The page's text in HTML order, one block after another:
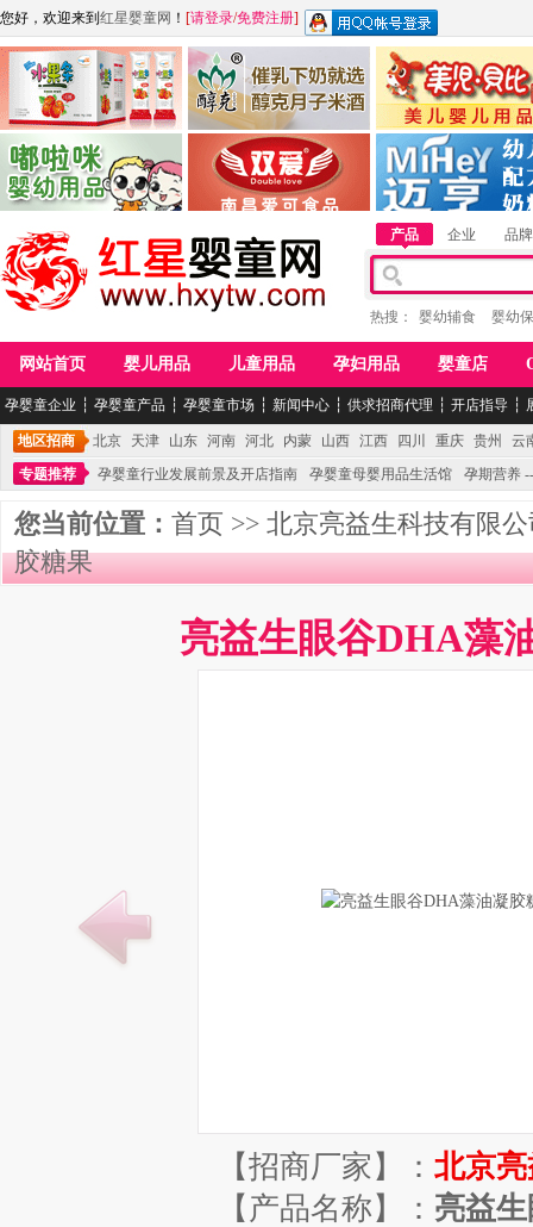
您好，欢迎来到 红星婴童网 ！ [请登录/免费注册]
江西麦嘟嘟食品有限公司
青岛嘟啦咪婴幼儿用品公司
江西醇之客月子米酒 惠州市美儿婴儿用品
湖南迈亨母婴用品有限
产品 企业 品牌
热搜： 婴幼辅食 婴幼
网站首页 婴儿用品 儿童用品 孕妇用品 婴童店
孕婴童企业 ┆ 孕婴童产品 ┆ 孕婴童市场 ┆ 新闻中心 ┆ 供求招商代理 ┆ 开店指导 ┆
地区招商 北京 天津 山东 河南 河北 内蒙 山西 江西 四川 重庆 贵州
云
专题推荐
孕婴童行业发展前景及开店指南 孕婴童母婴用品生活馆 孕期营养
您当前位置： 首页 >> 北京亮益生科技有限
胶糖果
亮益生眼谷DHA藻
【招商厂家】： 北京
【产品名称】： 亮益